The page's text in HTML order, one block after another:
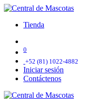
Tienda
0
+52 (81) 1022-4882
Iniciar sesión
Contáctenos